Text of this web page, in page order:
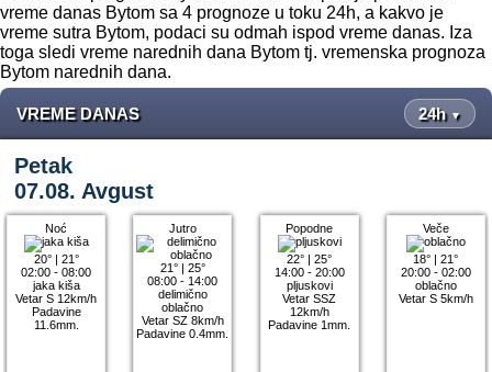
vreme danas Bytom sa 4 prognoze u toku 24h, a kakvo je
vreme sutra Bytom, podaci su odmah ispod vreme danas. Iza
toga sledi vreme narednih dana Bytom tj. vremenska prognoza
Bytom narednih dana.
VREME DANAS 24h ▼
Petak
07.08. Avgust
Noć
20°| 21°
02:00 - 08:00
jaka kiša
Vetar S 12km/h
Padavine
11.6mm.
Jutro
21°| 25°
08:00 - 14:00
delimično
oblačno
Vetar SZ 8km/h
Padavine 0.4mm.
Popodne
22° |25°
14:00 - 20:00
pljuskovi
Vetar SSZ
12km/h
Padavine 1mm.
Veče
18° |21°
20:00 - 02:00
oblačno
Vetar S 5km/h